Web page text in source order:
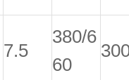
7.5
380/6
60